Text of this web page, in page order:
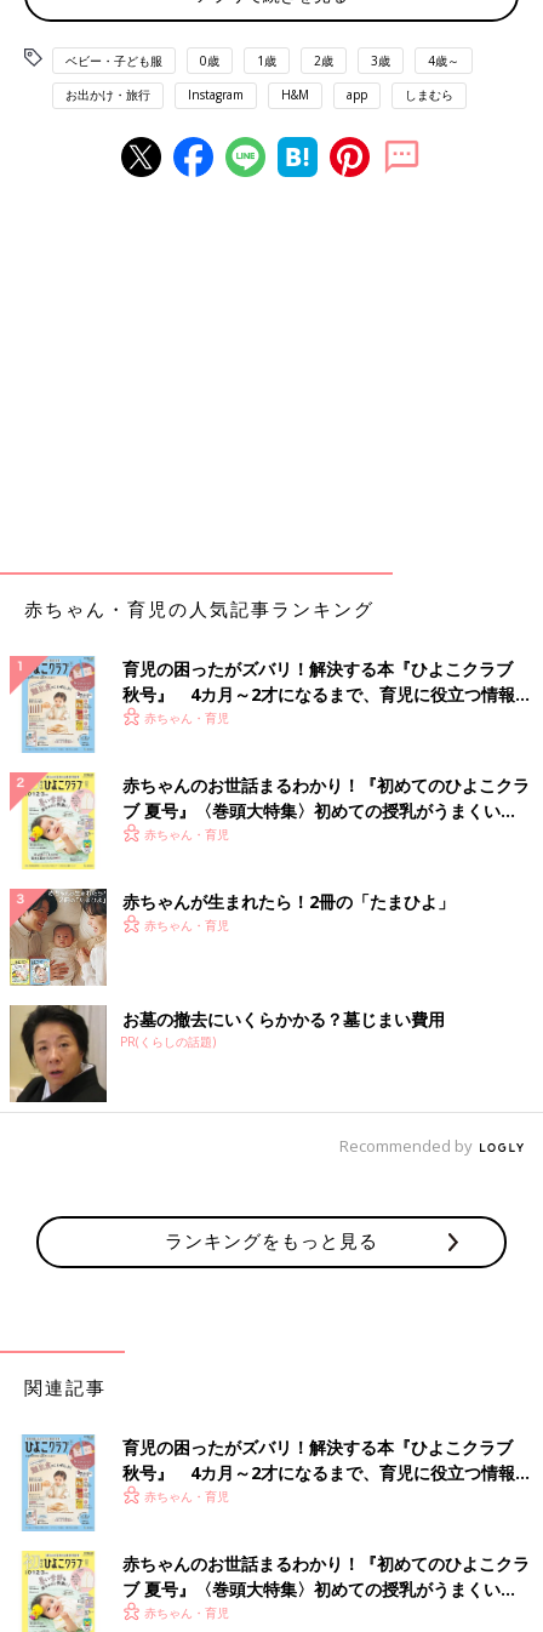
出典：Instagramアカウント「rin_sisters.7」
rin_sisters.7さんがバースデイでゲットしたのは、こちらのスト
ライプ柄ワンピース。元気になるようなカラフルさと、中央に付
いている大きなリボンがかわいいですよね！ストライプの幅や配
いう場合は、薄手のカーディガンやレギンスを用意しておくと安
心ですよ◎
ベビー・子ども服 0歳 1歳 2歳 3歳 4歳～
お出かけ・旅行 Instagram H&M app しまむら
赤ちゃん・育児の人気記事ランキング
育児の困ったがズバリ！解決する本『ひよこクラブ
秋号』 4カ月～2才になるまで、育児に役立つ情報が
いっぱい！
赤ちゃん・育児
赤ちゃんのお世話まるわかり！『初めてのひよこクラ
ブ 夏号』〈巻頭大特集〉初めての授乳がうまくい
く！ おっぱい・ミルクの基本と夏のトラブル 解決テ
赤ちゃん・育児
赤ちゃんが生まれたら！2冊の「たまひよ」
赤ちゃん・育児
お墓の撤去にいくらかかる？墓じまい費用
PR(くらしの話題)
Recommended by
ランキングをもっと見る
関連記事
育児の困ったがズバリ！解決する本『ひよこクラブ
秋号』 4カ月～2才になるまで、育児に役立つ情報が
いっぱい！
赤ちゃん・育児
赤ちゃんのお世話まるわかり！『初めてのひよこクラ
ブ 夏号』〈巻頭大特集〉初めての授乳がうまくい
く！ おっぱい・ミルクの基本と夏のトラブル 解決テ
赤ちゃん・育児